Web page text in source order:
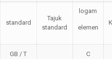
standard
Tajuk
standard
logam
elemen
GB / T
C